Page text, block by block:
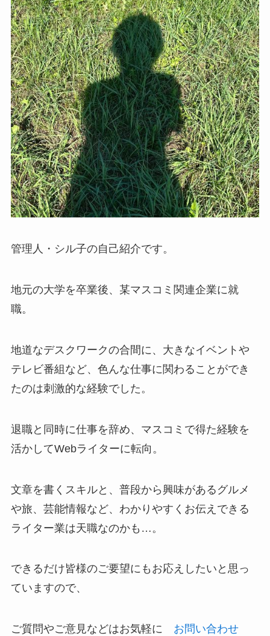
管理人・シル子の自己紹介です。
地元の大学を卒業後、某マスコミ関連企業に就
職。
地道なデスクワークの合間に、大きなイベントや
テレビ番組など、色んな仕事に関わることができ
たのは刺激的な経験でした。
退職と同時に仕事を辞め、マスコミで得た経験を
活かしてWebライターに転向。
文章を書くスキルと、普段から興味があるグルメ
や旅、芸能情報など、わかりやすくお伝えできる
ライター業は天職なのかも…。
できるだけ皆様のご要望にもお応えしたいと思っ
ていますので、
ご質問やご意見などはお気軽に お問い合わせ